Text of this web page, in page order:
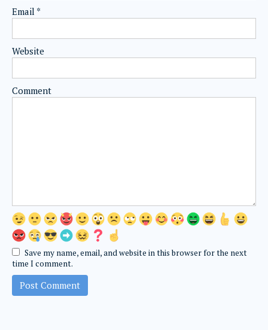
Email *
Website
Comment
Save my name, email, and website in this browser for the next
time I comment.